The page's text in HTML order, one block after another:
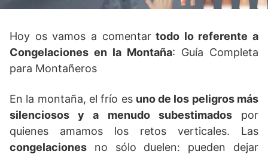
Hoy os vamos a comentartodo lo referente a
Congelaciones en la Montaña: Guía Completa
para Montañeros
En la montaña, el frío es uno de los peligros más
silenciosos y a menudo subestimadospor
quienes amamos los retos verticales. Las
congelaciones no sólo duelen: pueden dejar